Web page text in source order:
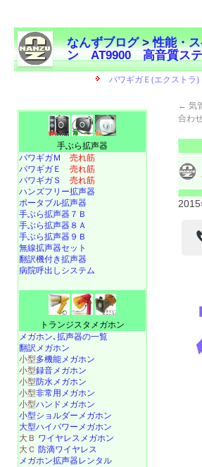
なんずブログ>性能・
ン AT9900 高音質ステ
← 気
合わ
手ぶら拡声器
パワギガＭ 売れ筋
パワギガＥ 売れ筋
パワギガＳ 売れ筋
ハンズフリー拡声器
ポータブル拡声器
手ぶら拡声器７Ｂ
手ぶら拡声器８Ａ
手ぶら拡声器９Ｂ
無線拡声器セット
翻訳機付き拡声器
病院呼出しシステム
トランジスタメガホン
メガホン､拡声器の一覧
翻訳メガホン
小型多機能メガホン
小型録音メガホン
小型防水メガホン
小型非常用メガホン
小型ハンドメガホン
小型ショルダーメガホン
大型ハイパワーメガホン
大Ｂ ワイヤレスメガホン
大Ｃ 防滴ワイヤレス
メガホン拡声器レンタル